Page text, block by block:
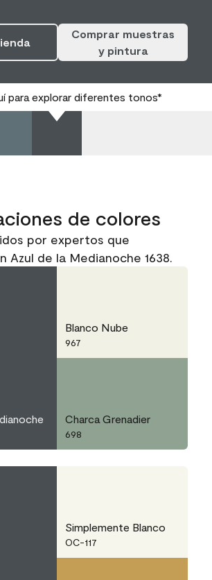
Comprar muestras
y pintura
para explorar diferentes tonos*
de colores
por expertos que
Azul de la Medianoche 1638.
Blanco Nube
967
Charca Grenadier
698
Simplemente Blanco
OC-117